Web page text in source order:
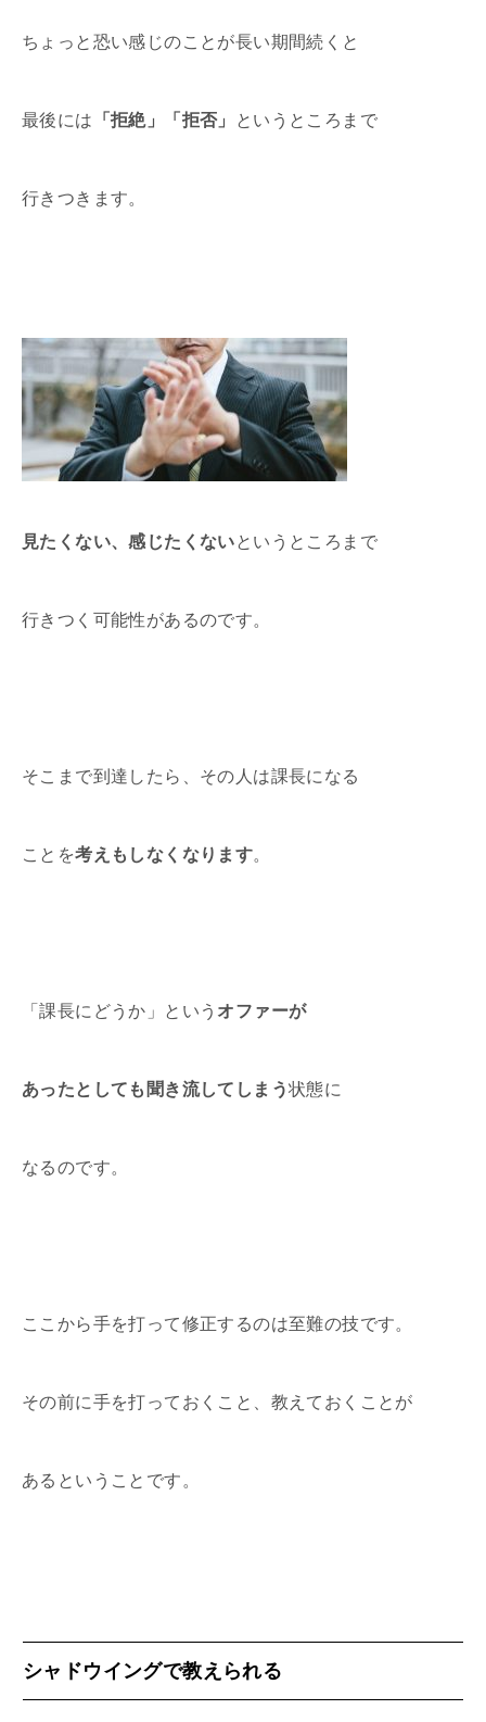
ちょっと恐い感じのことが長い期間続くと
最後には 「拒絶」「拒否」 というところまで
行きつきます。
見たくない、感じたくないというところまで
行きつく可能性があるのです。
そこまで到達したら、その人は課長になる
ことを考えもしなくなります。
「課長にどうか」という オファーが
あったとしても聞き流してしまう状態に
なるのです。
ここから手を打って修正するのは至難の技です。
その前に手を打っておくこと、教えておくことが
あるということです。
シャドウイングで教えられる